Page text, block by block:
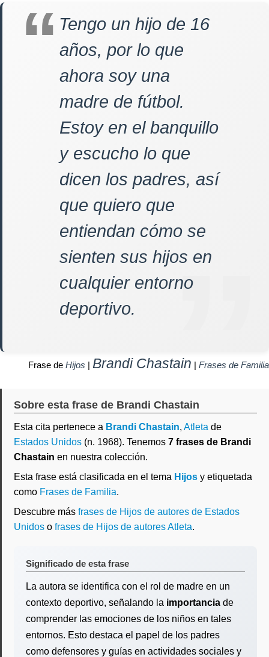
Tengo un hijo de 16
años, por lo que
ahora soy una
madre de fútbol.
Estoy en el banquillo
y escucho lo que
dicen los padres, así
que quiero que
entiendan cómo se
sienten sus hijos en
cualquier entorno
deportivo.
Frase de Hijos | Brandi Chastain | Frases de Familia
Sobre esta frase de Brandi Chastain
Esta cita pertenece a Brandi Chastain, Atleta de
Estados Unidos (n. 1968). Tenemos 7 frases de Brandi
Chastain en nuestra colección.
Esta frase está clasificada en el tema Hijos y etiquetada
como Frases de Familia.
Descubre más frases de Hijos de autores de Estados
Unidos o frases de Hijos de autores Atleta.
Significado de esta frase
La autora se identifica con el rol de madre en un
contexto deportivo, señalando la importancia de
comprender las emociones de los niños en tales
entornos. Esto destaca el papel de los padres
como defensores y guías en actividades sociales y